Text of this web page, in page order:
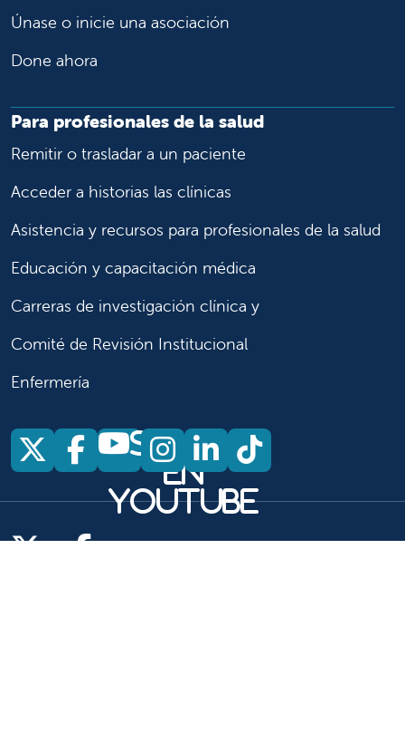
Únase o inicie una asociación
Done ahora
Para profesionales de la salud
Remitir o trasladar a un paciente
Acceder a historias las clínicas
Asistencia y recursos para profesionales de la salud
Educación y capacitación médica
Carreras de investigación clínica y
Comité de Revisión Institucional
Enfermería
Síganos en X
Síganos en Facebook
Síganos
en
YouTube
Síganos en
Síganos en
Síganos
Síganos en X
Síganos en Facebook